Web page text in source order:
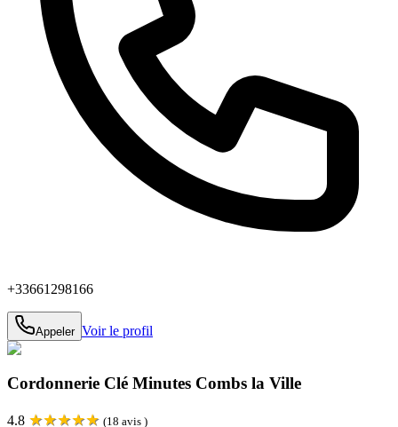
+33661298166
Appeler Voir le profil
Cordonnerie Clé Minutes Combs la Ville
4.8 ★★★★★ (18 avis )